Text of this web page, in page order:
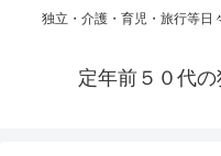
独立・介護・育児・旅行等日
定年前５０代